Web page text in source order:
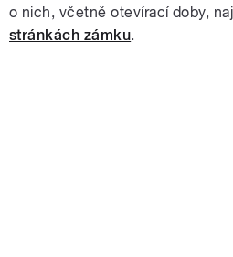
o nich, včetně otevírací doby,
stránkách zámku.